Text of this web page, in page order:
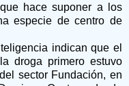
hace suponer a los
especie de centro de
indican que el
droga primero estuvo
sector Fundación, en